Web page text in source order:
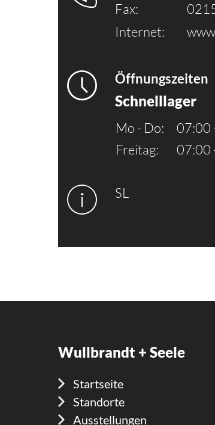
Fax:
Internet:
Öffnungszeiten
Schnelllager
Mo - Do:
07:00
Freitag:
07:00
SL
Wullbrandt + Seele
Startseite
Standorte
Ausstellungen